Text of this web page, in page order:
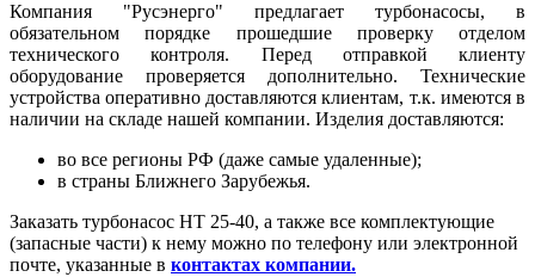
Компания "Русэнерго" предлагает турбонасосы, в
обязательном порядке прошедшие проверку отделом
технического контроля. Перед отправкой клиенту
оборудование проверяется дополнительно. Технические
устройства оперативно доставляются клиентам, т.к. имеются в
наличии на складе нашей компании. Изделия доставляются:
во все регионы РФ (даже самые удаленные);
в страны Ближнего Зарубежья.
Заказать турбонасос НТ 25-40, а также все комплектующие
(запасные части) к нему можно по телефону или электронной
почте, указанные в контактах компании.